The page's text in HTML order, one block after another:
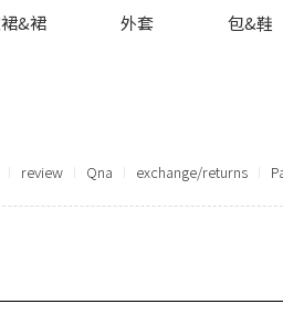
&裙 外套 包&鞋
review Qna exchange/returns